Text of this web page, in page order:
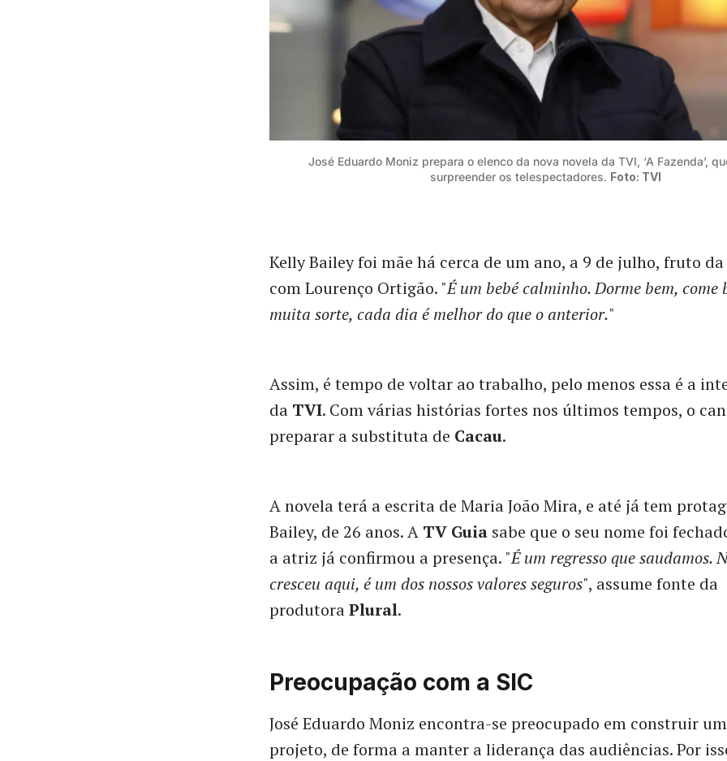
José Eduardo Moniz prepara o elenco da nova novela da TVI, ‘A Fazenda’,
surpreender os telespectadores. Foto: TVI
Kelly Bailey foi mãe há cerca de um ano, a 9 de julho, fruto da
com Lourenço Ortigão. "É um bebé calminho. Dorme bem, come
muita sorte, cada dia é melhor do que o anterior."
Assim, é tempo de voltar ao trabalho, pelo menos essa é a
da TVI. Com várias histórias fortes nos últimos tempos, o
preparar a substituta de Cacau.
A novela terá a escrita de Maria João Mira, e até já tem
Bailey, de 26 anos. A TV Guia sabe que o seu nome foi
a atriz já confirmou a presença. "É um regresso que saudamos.
cresceu aqui, é um dos nossos valores seguros", assume fonte da
produtoraPlural.
Preocupação com a SIC
José Eduardo Moniz encontra-se preocupado em construir
projeto, de forma a manter a liderança das audiências. Por